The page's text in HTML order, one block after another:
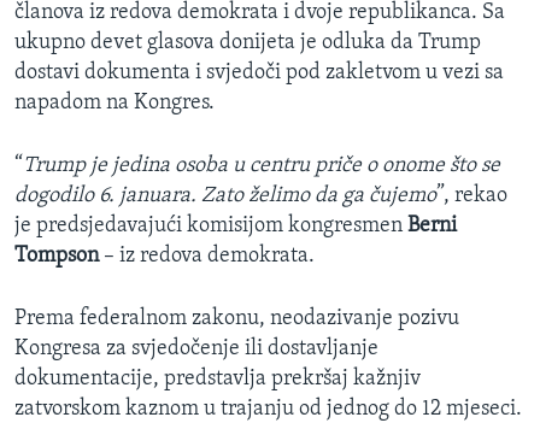
članova iz redova demokrata i dvoje republikanca. Sa
ukupno devet glasova donijeta je odluka da Trump
dostavi dokumenta i svjedoči pod zakletvom u vezi sa
napadom na Kongres.
“Trump je jedina osoba u centru priče o onome što se
dogodilo 6. januara. Zato želimo da ga čujemo”, rekao
je predsjedavajući komisijom kongresmen Berni
Tompson– iz redova demokrata.
Prema federalnom zakonu, neodazivanje pozivu
Kongresa za svjedočenje ili dostavljanje
dokumentacije, predstavlja prekršaj kažnjiv
zatvorskom kaznom u trajanju od jednog do 12 mjeseci.